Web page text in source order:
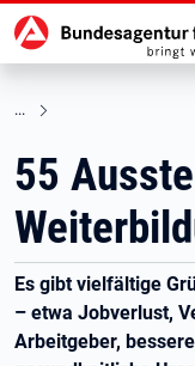
zu den Hauptinhalten
55
Es gibt vielfältige
– etwa Jobverlust,
Arbeitgeber,